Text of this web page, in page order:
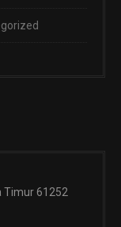
Timur 61252